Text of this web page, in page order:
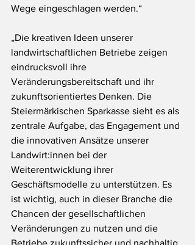
Wege eingeschlagen werden.“
„Die kreativen Ideen unserer
landwirtschaftlichen Betriebe zeigen
eindrucksvoll ihre
Veränderungsbereitschaft und ihr
zukunftsorientiertes Denken. Die
Steiermärkischen Sparkasse sieht es als
zentrale Aufgabe, das Engagement und
die innovativen Ansätze unserer
Landwirt:innen bei der
Weiterentwicklung ihrer
Geschäftsmodelle zu unterstützen. Es
ist wichtig, auch in dieser Branche die
Chancen der gesellschaftlichen
Veränderungen zu nutzen und die
Betriebe zukunftssicher und nachhaltig